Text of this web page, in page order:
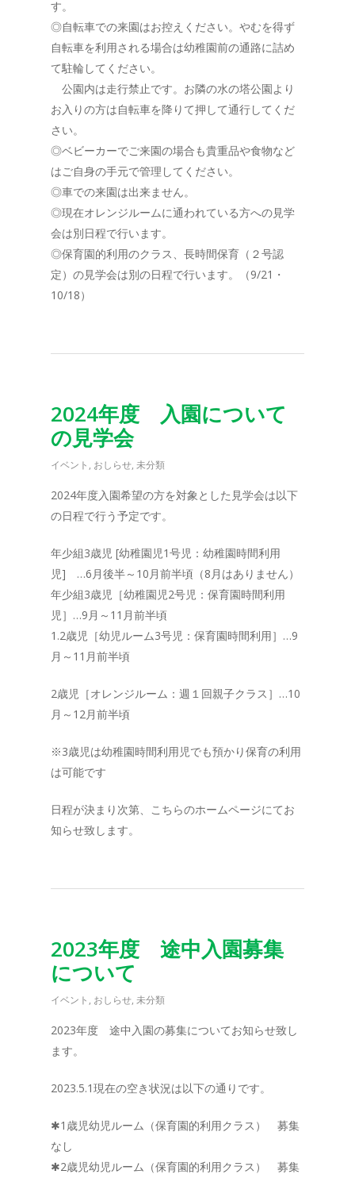
す。
◎自転車での来園はお控えください。やむを得ず
自転車を利用される場合は幼稚園前の通路に詰め
て駐輪してください。
公園内は走行禁止です。お隣の水の塔公園より
お入りの方は自転車を降りて押して通行してくだ
さい。
◎ベビーカーでご来園の場合も貴重品や食物など
はご自身の手元で管理してください。
◎車での来園は出来ません。
◎現在オレンジルームに通われている方への見学
会は別日程で行います。
◎保育園的利用のクラス、長時間保育（２号認
定）の見学会は別の日程で行います。（9/21・
10/18）
2024年度 入園について
の見学会
イベント , おしらせ, 未分類
2024年度入園希望の方を対象とした見学会は以下
の日程で行う予定です。
年少組3歳児 [幼稚園児1号児：幼稚園時間利用
児] …6月後半～10月前半頃（8月はありません）
年少組3歳児［幼稚園児2号児：保育園時間利用
児］…9月～11月前半頃
1.2歳児［幼児ルーム3号児：保育園時間利用］…9
月～11月前半頃
2歳児［オレンジルーム：週１回親子クラス］…10
月～12月前半頃
※3歳児は幼稚園時間利用児でも預かり保育の利用
は可能です
日程が決まり次第、こちらのホームページにてお
知らせ致します。
2023年度 途中入園募集
について
イベント , おしらせ, 未分類
2023年度 途中入園の募集についてお知らせ致し
ます。
2023.5.1現在の空き状況は以下の通りです。
✱1歳児幼児ルーム（保育園的利用クラス） 募集
なし
✱2歳児幼児ルーム（保育園的利用クラス） 募集